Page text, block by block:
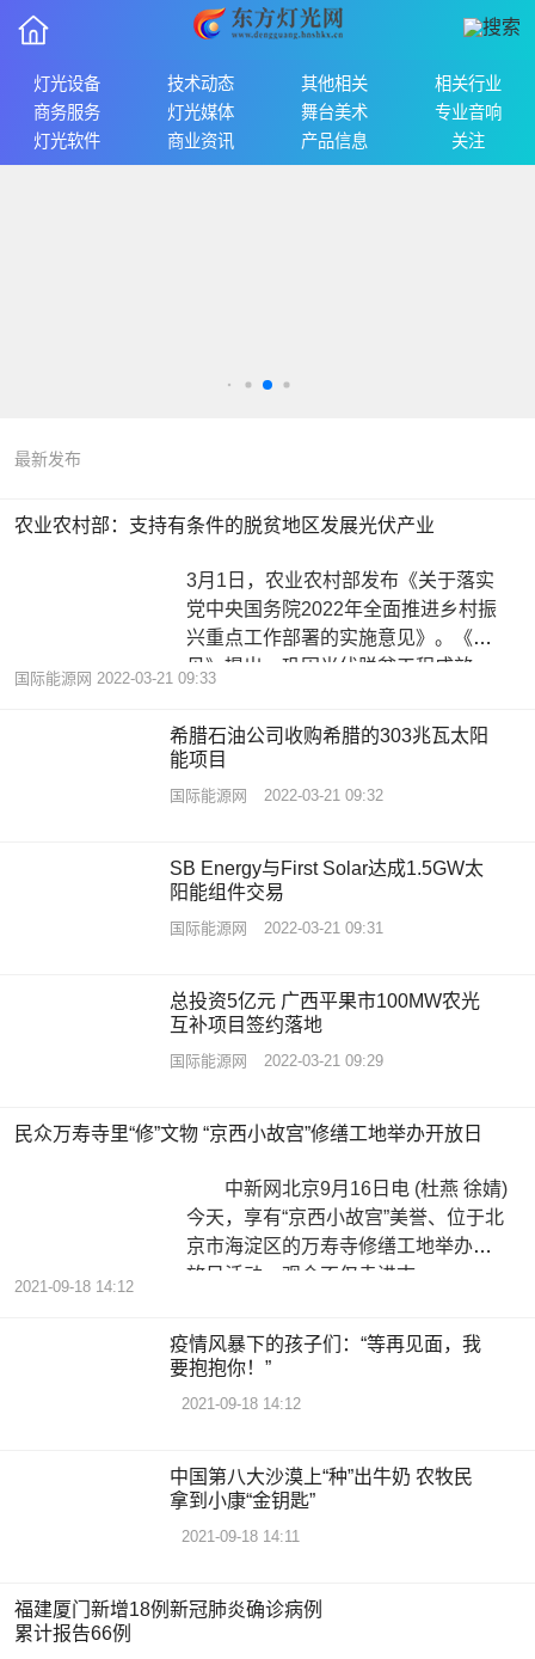
灯光设备 技术动态 其他相关
相关行业
商务服务
灯光媒体 舞台美术
专业音响
灯光软件
商业资讯 产品信息 关注
最新发布
农业农村部：支持有条件的脱贫地区发展光伏产业
3月1日，农业农村部发布《关于落实
党中央国务院2022年全面推进乡村振
兴重点工作部署的实施意见》。《意
见》提出，巩固光伏脱贫工程成效，
国际能源网 2022-03-21 09:33
希腊石油公司收购希腊的303兆瓦太阳
能项目
国际能源网 2022-03-21 09:32
SB Energy与First Solar达成1.5GW太
阳能组件交易
国际能源网 2022-03-21 09:31
总投资5亿元 广西平果市100MW农光
互补项目签约落地
国际能源网 2022-03-21 09:29
民众万寿寺里“修”文物 “京西小故宫”修缮工地举办开放日
中新网北京9月16日电 (杜燕 徐婧)
今天，享有“京西小故宫”美誉、位于北
京市海淀区的万寿寺修缮工地举办开
放日活动，观众不仅走进古
2021-09-18 14:12
疫情风暴下的孩子们：“等再见面，我
要抱抱你！”
2021-09-18 14:12
中国第八大沙漠上“种”出牛奶 农牧民
拿到小康“金钥匙”
2021-09-18 14:11
福建厦门新增18例新冠肺炎确诊病例
累计报告66例